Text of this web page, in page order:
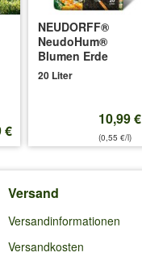
€
NEUDORFF®
NeudoHum®
Blumen Erde
20 Liter
10,99 €
(0,55 €/l)
Versand
Versandinformationen
Versandkosten